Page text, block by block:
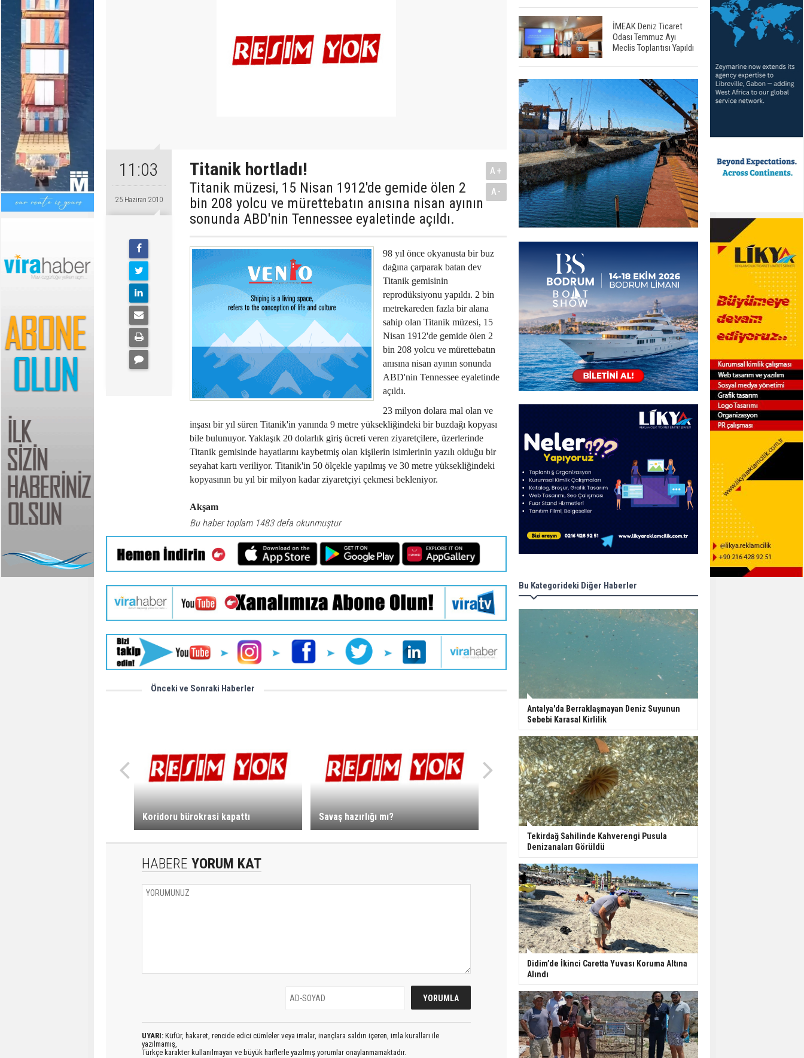
11:03
25 Haziran 2010
Titanik hortladı!
Titanik müzesi, 15 Nisan 1912'de gemide ölen 2
bin 208 yolcu ve mürettebatın anısına nisan ayının
sonunda ABD'nin Tennessee eyaletinde açıldı.
A+
A-
98 yıl önce okyanusta bir buz
dağına çarparak batan dev
Titanik gemisinin
reprodüksiyonu yapıldı. 2 bin
metrekareden fazla bir alana
sahip olan Titanik müzesi, 15
Nisan 1912'de gemide ölen 2
bin 208 yolcu ve mürettebatın
anısına nisan ayının sonunda
ABD'nin Tennessee eyaletinde
açıldı.
23 milyon dolara mal olan ve
inşası bir yıl süren Titanik'in yanında 9 metre yüksekliğindeki bir buzdağı kopyası
bile bulunuyor. Yaklaşık 20 dolarlık giriş ücreti veren ziyaretçilere, üzerlerinde
Titanik gemisinde hayatlarını kaybetmiş olan kişilerin isimlerinin yazılı olduğu bir
seyahat kartı veriliyor. Titanik'in 50 ölçekle yapılmış ve 30 metre yüksekliğindeki
kopyasının bu yıl bir milyon kadar ziyaretçiyi çekmesi bekleniyor.
Akşam
Bu haber toplam 1483 defa okunmuştur
Önceki ve Sonraki Haberler
Koridoru bürokrasi kapattı Savaş hazırlığı mı?
HABERE YORUM KAT
UYARI: Küfür, hakaret, rencide edici cümleler veya imalar, inançlara saldırı içeren, imla kuralları ile
yazılmamış,
Türkçe karakter kullanılmayan ve büyük harflerle yazılmış yorumlar onaylanmamaktadır.
İMEAK Deniz Ticaret
Odası Temmuz Ayı
Meclis Toplantısı Yapıldı
Bu Kategorideki Diğer Haberler
Antalya'da Berraklaşmayan Deniz Suyunun
Sebebi Karasal Kirlilik
Tekirdağ Sahilinde Kahverengi Pusula
Denizanaları Görüldü
Didim’de İkinci Caretta Yuvası Koruma Altına
Alındı